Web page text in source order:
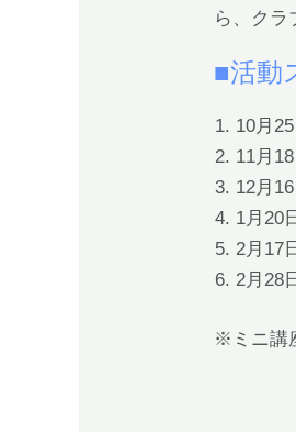
ら、クラ
■活動
10月
11月
12月
1月20
2月17
2月28
※ミニ講